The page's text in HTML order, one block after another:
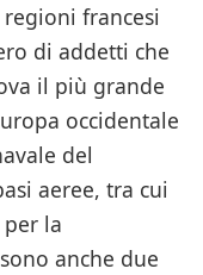
francesi
di addetti che
il più grande
occidentale
del
aeree, tra cui
per la
anche due